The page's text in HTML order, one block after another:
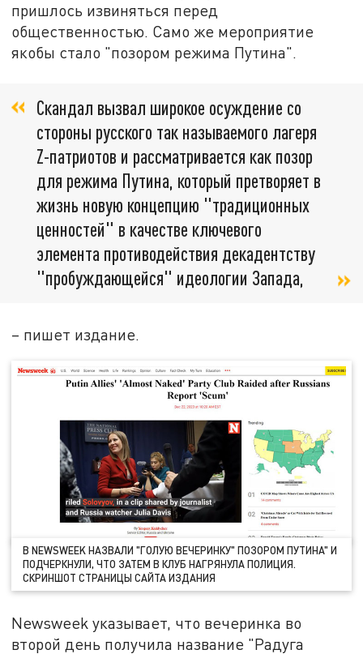
пришлось извиняться перед
общественностью. Само же мероприятие
якобы стало "позором режима Путина".
Скандал вызвал широкое осуждение со
стороны русского так называемого лагеря
Z-патриотов и рассматривается как позор
для режима Путина, который претворяет в
жизнь новую концепцию "традиционных
ценностей" в качестве ключевого
элемента противодействия декадентству
"пробуждающейся" идеологии Запада,
– пишет издание.
В NEWSWEEK НАЗВАЛИ "ГОЛУЮ ВЕЧЕРИНКУ" ПОЗОРОМ ПУТИНА" И
ПОДЧЕРКНУЛИ, ЧТО ЗАТЕМ В КЛУБ НАГРЯНУЛА ПОЛИЦИЯ.
СКРИНШОТ СТРАНИЦЫ САЙТА ИЗДАНИЯ
Newsweek указывает, что вечеринка во
второй день получила название "Радуга